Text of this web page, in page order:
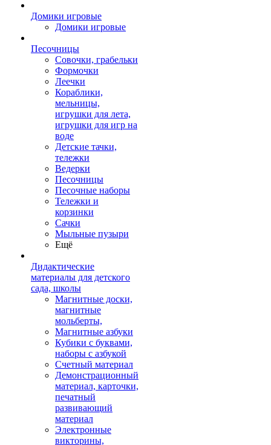
Домики игровые
Домики игровые
Песочницы
Совочки, грабельки
Формочки
Леечки
Кораблики,
мельницы,
игрушки для лета,
игрушки для игр на
воде
Детские тачки,
тележки
Ведерки
Песочницы
Песочные наборы
Тележки и
корзинки
Сачки
Мыльные пузыри
Ещё
Дидактические
материалы для детского
сада, школы
Магнитные доски,
магнитные
мольберты,
Магнитные азбуки
Кубики с буквами,
наборы с азбукой
Счетный материал
Демонстрационный
материал, карточки,
печатный
развивающий
материал
Электронные
викторины,